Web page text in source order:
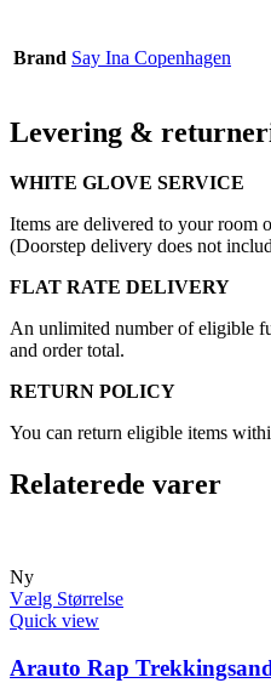
Brand Say Ina Copenhagen
Levering &
WHITE GLOVE SERVICE
Items are delivered to your room
(Doorstep delivery does not
FLAT RATE DELIVERY
An unlimited number of eligible
and order total.
RETURN POLICY
You can return eligible items
Relaterede varer
Ny
Vælg Størrelse
Quick view
Arauto Rap